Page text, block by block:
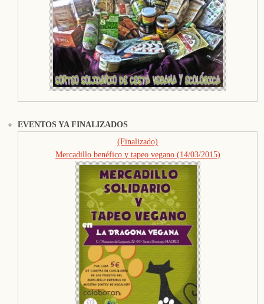
EVENTOS YA FINALIZADOS
(Finalizado)
Mercadillo benéfico y tapeo vegano (14/03/2015)